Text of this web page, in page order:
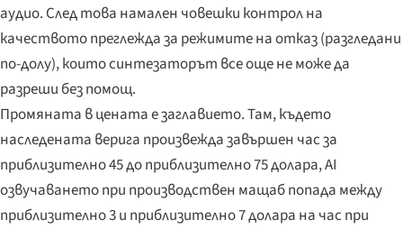
аудио. След това намален човешки контрол на
качеството преглежда за режимите на отказ (разгледани
по-долу), които синтезаторът все още не може да
разреши без помощ.
Промяната в цената е заглавието. Там, където
наследената верига произвежда завършен час за
приблизително 45 до приблизително 75 долара, AI
озвучаването при производствен мащаб попада между
приблизително 3 и приблизително 7 долара на час при